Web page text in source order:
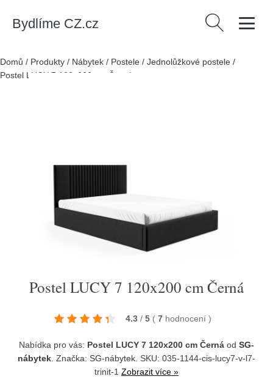
Bydlíme CZ.cz Vyhledávání
Domů / Produkty / Nábytek / Postele / Jednolůžkové postele /
Postel LUCY 7 120x200 cm Černá
Postel LUCY 7 120x200 cm Černá
4.3 / 5 ( 7 hodnocení )
Nabídka pro vás: Postel LUCY 7 120x200 cm Černá od SG-
nábytek . Značka: SG-nábytek . SKU: 035-1144-cis-lucy7-v-l7-
trinit-1 Zobrazit více »